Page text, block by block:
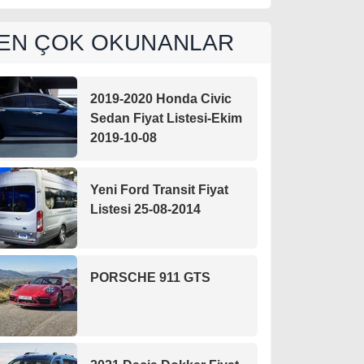
ÇOK OKUNANLAR
2019-2020 Honda Civic
Sedan Fiyat Listesi-Ekim
2019-10-08
Yeni Ford Transit Fiyat
Listesi 25-08-2014
PORSCHE 911 GTS